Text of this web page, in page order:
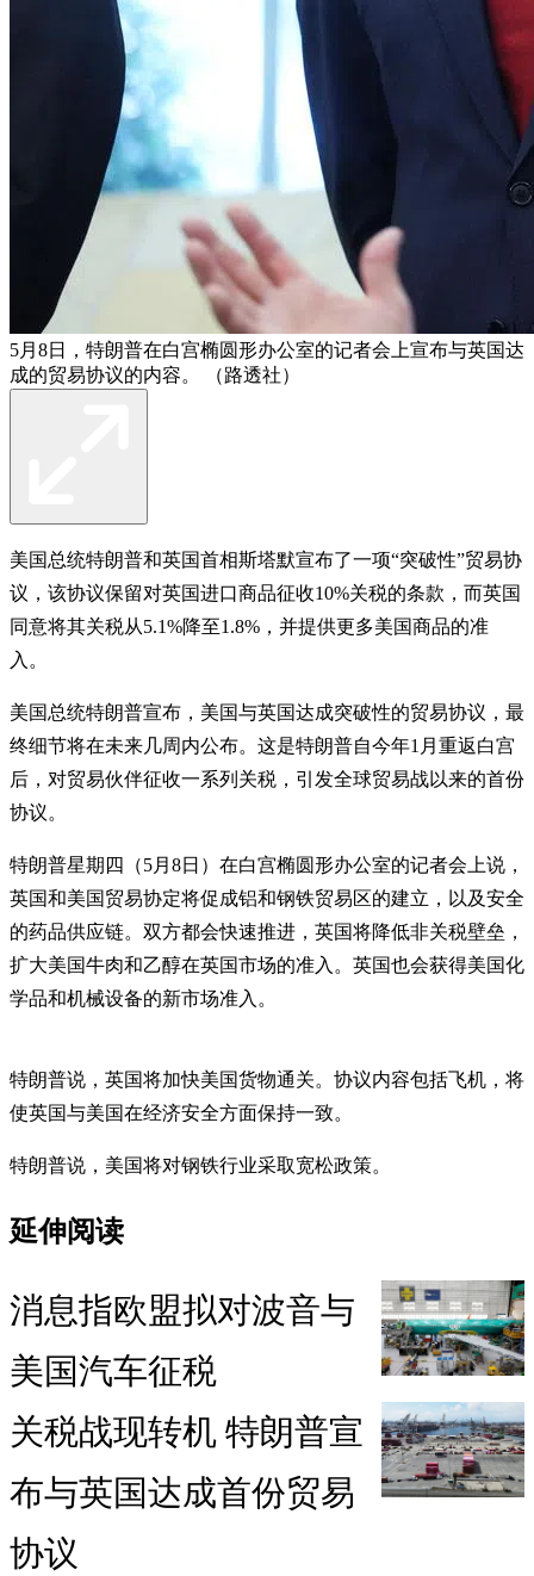
5月8日，特朗普在白宫椭圆形办公室的记者会上宣布与英国达
成的贸易协议的内容。 （路透社）
美国总统特朗普和英国首相斯塔默宣布了一项“突破性”贸易协
议，该协议保留对英国进口商品征收10%关税的条款，而英国
同意将其关税从5.1%降至1.8%，并提供更多美国商品的准
入。
美国总统特朗普宣布，美国与英国达成突破性的贸易协议，最
终细节将在未来几周内公布。这是特朗普自今年1月重返白宫
后，对贸易伙伴征收一系列关税，引发全球贸易战以来的首份
协议。
特朗普星期四（5月8日）在白宫椭圆形办公室的记者会上说，
英国和美国贸易协定将促成铝和钢铁贸易区的建立，以及安全
的药品供应链。双方都会快速推进，英国将降低非关税壁垒，
扩大美国牛肉和乙醇在英国市场的准入。英国也会获得美国化
学品和机械设备的新市场准入。
特朗普说，英国将加快美国货物通关。协议内容包括飞机，将
使英国与美国在经济安全方面保持一致。
特朗普说，美国将对钢铁行业采取宽松政策。
延伸阅读
消息指欧盟拟对波音与
美国汽车征税
关税战现转机 特朗普宣
布与英国达成首份贸易
协议